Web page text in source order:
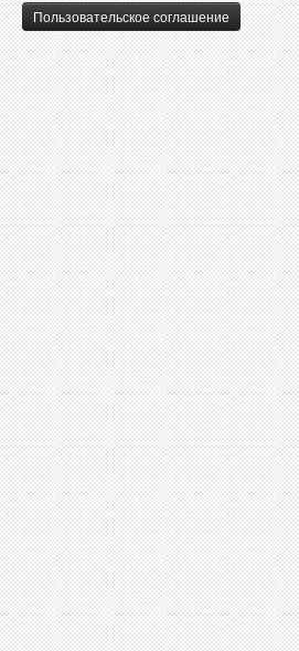
Пользовательское соглашение